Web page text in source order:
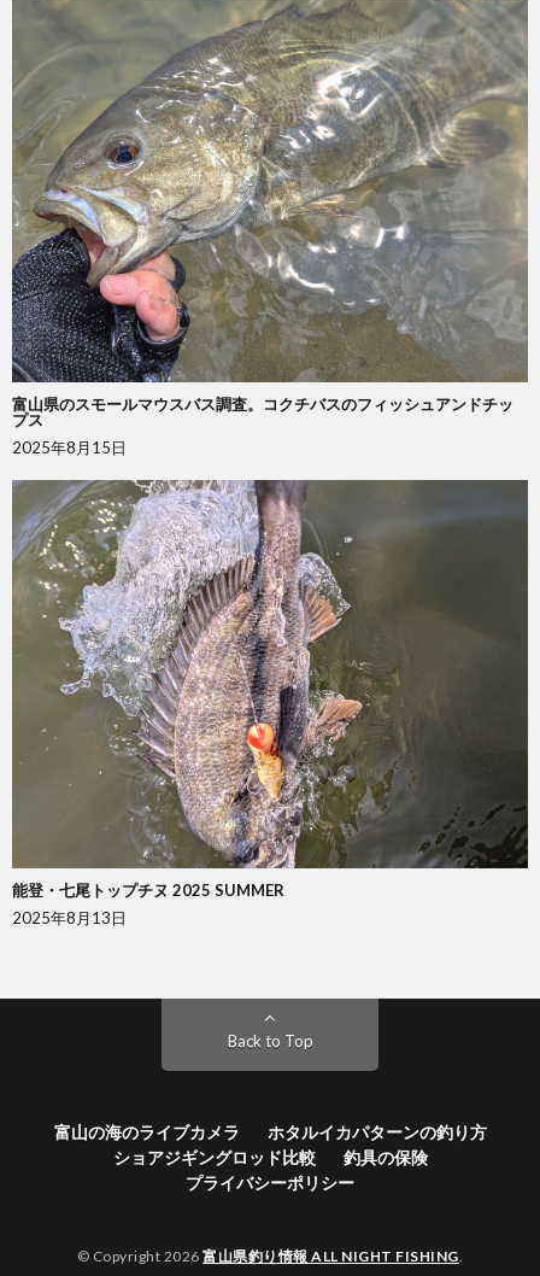
富山県のスモールマウスバス調査。コクチバスのフィッシュアンドチッ
プス
2025年8月15日
能登・七尾トップチヌ 2025 SUMMER
2025年8月13日
Back to Top
富山の海のライブカメラ
ホタルイカパターンの釣り方
ショアジギングロッド比較
釣具の保険
プライバシーポリシー
© Copyright 2026富山県釣り情報 ALL NIGHT FISHING.